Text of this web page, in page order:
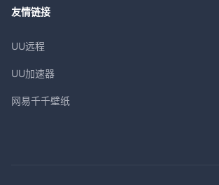
友情链接
UU远程
UU加速器
网易千千壁纸